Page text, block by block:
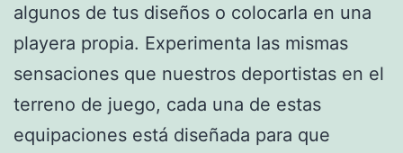
algunos de tus diseños o colocarla en una
playera propia. Experimenta las mismas
sensaciones que nuestros deportistas en el
terreno de juego, cada una de estas
equipaciones está diseñada para que